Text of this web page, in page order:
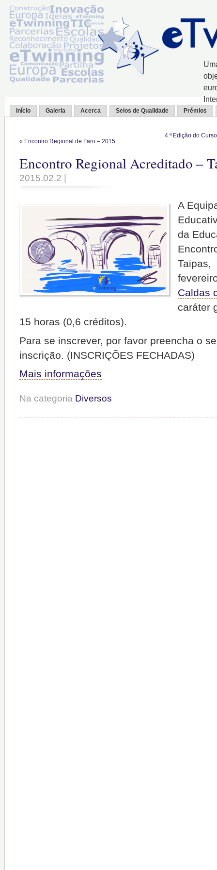
Início Galeria Acerca Selos de Qualidade Prémios
« Encontro Regional de Faro – 2015
4.ª Edição do
Encontro Regional Acreditado –
2015.02.2 |
A
da
Taipas,
Caldas
caráter
15 horas (0,6 créditos).
Para se inscrever, por favor preencha o
inscrição. (INSCRIÇÕES FECHADAS)
Mais informações
Na categoria Diversos